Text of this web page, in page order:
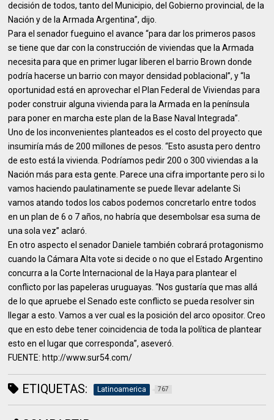
decisión de todos, tanto del Municipio, del Gobierno provincial, de la
Nación y de la Armada Argentina”, dijo.
Para el senador fueguino el avance “para dar los primeros pasos
se tiene que dar con la construcción de viviendas que la Armada
necesita para que en primer lugar liberen el barrio Brown donde
podría hacerse un barrio con mayor densidad poblacional”, y “la
oportunidad está en aprovechar el Plan Federal de Viviendas para
poder construir alguna vivienda para la Armada en la península
para poner en marcha este plan de la Base Naval Integrada”.
Uno de los inconvenientes planteados es el costo del proyecto que
insumiría más de 200 millones de pesos. “Esto asusta pero dentro
de esto está la vivienda. Podríamos pedir 200 o 300 viviendas a la
Nación más para esta gente. Parece una cifra importante pero si lo
vamos haciendo paulatinamente se puede llevar adelante Si
vamos atando todos los cabos podemos concretarlo entre todos
en un plan de 6 o 7 años, no habría que desembolsar esa suma de
una sola vez” aclaró.
En otro aspecto el senador Daniele también cobrará protagonismo
cuando la Cámara Alta vote si decide o no que el Estado Argentino
concurra a la Corte Internacional de la Haya para plantear el
conflicto por las papeleras uruguayas. “Nos gustaría que mas allá
de lo que apruebe el Senado este conflicto se pueda resolver sin
llegar a esto. Vamos a ver cual es la posición del arco opositor. Creo
que en esto debe tener coincidencia de toda la política de plantear
esto en el lugar que corresponda”, aseveró.
FUENTE: http://www.sur54.com/
ETIQUETAS: Latinoamerica 767